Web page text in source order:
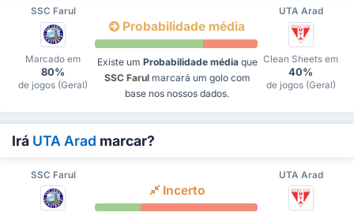
SSC Farul UTA Arad
Marcado em
80%
de jogos (Geral)
Probabilidade média
Existe um Probabilidade médiaque
SSC Farulmarcará um golo com
base nos nossos dados.
Clean Sheets em
40%
de jogos (Geral)
Irá UTA Arad marcar?
SSC Farul UTA Arad
Incerto